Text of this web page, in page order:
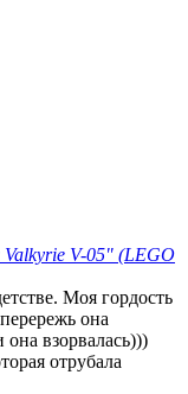
V-05" (LEGO
Моя гордость
она
взорвалась)))
отрубала